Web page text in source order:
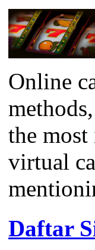
Online
the
virtual
Daftar